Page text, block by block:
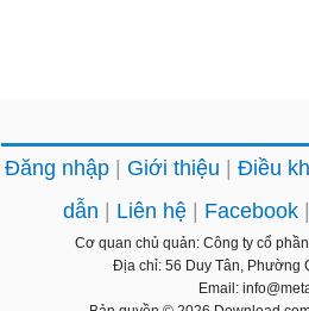
Đăng nhập Giới thiệu Điều
dẫn
Liên hệ Facebook
Cơ quan chủ quản: Công ty cổ
Địa chỉ: 56 Duy Tân, Phường
Email: